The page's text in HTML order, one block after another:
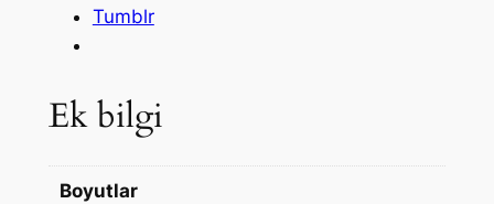
Tumblr
Ek bilgi
Boyutlar